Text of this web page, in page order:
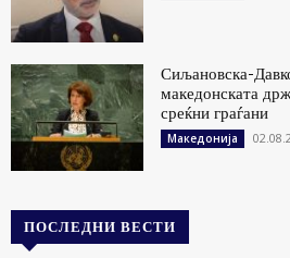
Сиљановска-
македонската
среќни граѓани
Македонија
ПОСЛЕДНИ ВЕСТИ